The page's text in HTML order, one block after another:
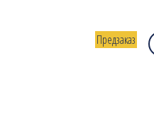
Предзаказ